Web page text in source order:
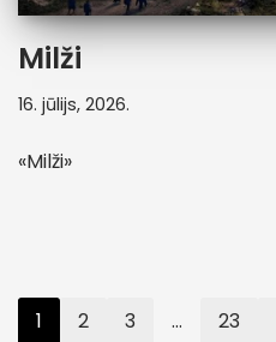
Milži
16. jūlijs, 2026.
«Milži»
1 2 3 … 23